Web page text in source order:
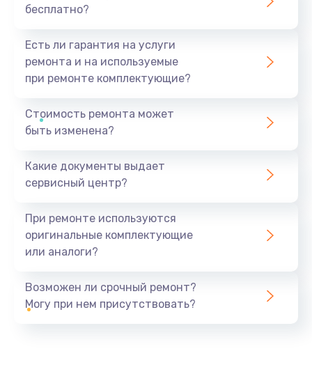
бесплатно?
Есть ли гарантия на услуги
ремонта и на используемые
при ремонте комплектующие?
Стоимость ремонта может
быть изменена?
Какие документы выдает
сервисный центр?
При ремонте используются
оригинальные комплектующие
или аналоги?
Возможен ли срочный ремонт?
Могу при нем присутствовать?